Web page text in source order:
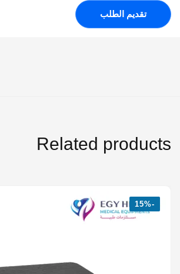
Related products
-15%